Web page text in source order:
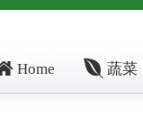
Home 蔬菜